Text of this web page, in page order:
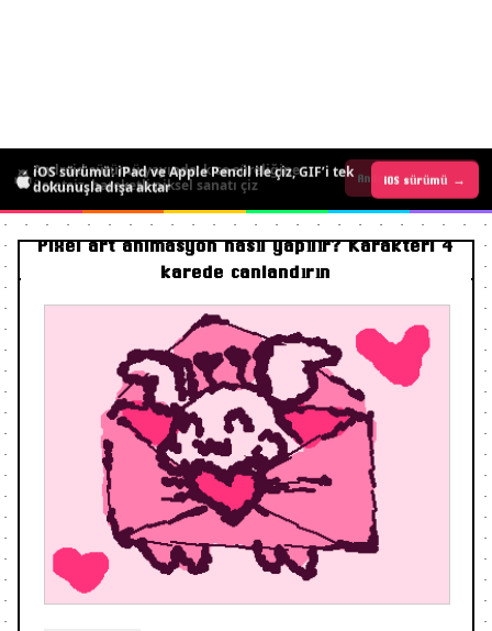
Android sürümü yayında: kısa süreliğine
ücretsiz, hareketli piksel sanatı çiz
Android sürümü →
iOS sürümü: iPad ve Apple Pencil ile çiz, GIF’i tek
dokunuşla dışa aktar
iOS sürümü →
Pixel art animasyon nasıl yapılır? Karakteri 4
karede canlandırın